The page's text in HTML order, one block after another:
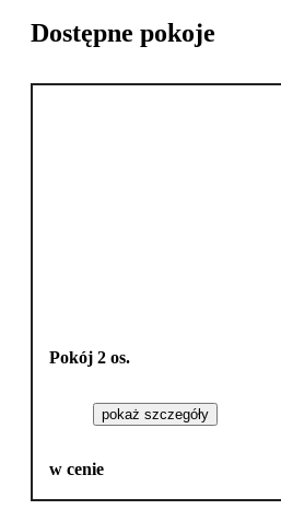
Dostępne pokoje
Pokój 2 os.
pokaż szczegóły
w cenie